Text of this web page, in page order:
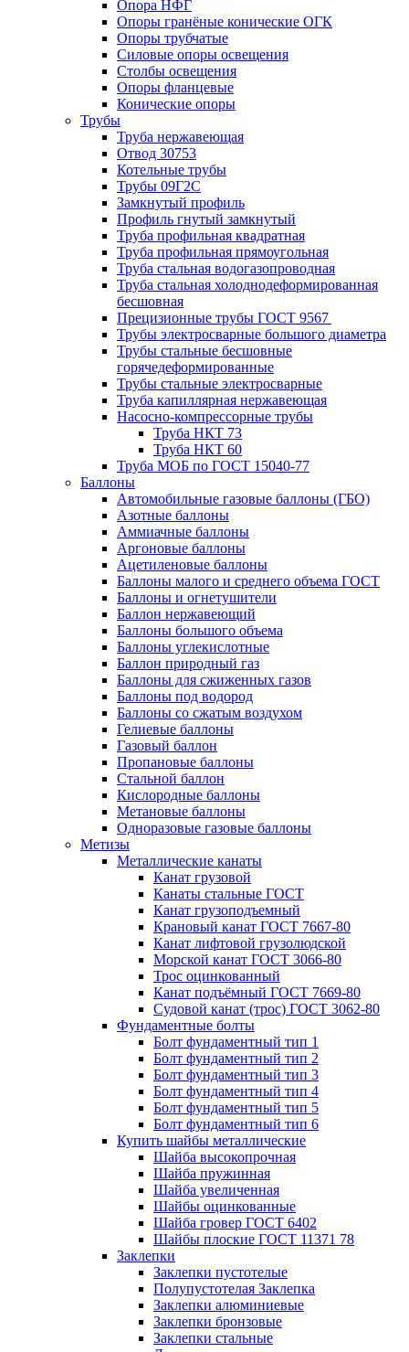
Опора НФГ
Опоры гранёные конические ОГК
Опоры трубчатые
Силовые опоры освещения
Столбы освещения
Опоры фланцевые
Конические опоры
Трубы
Труба нержавеющая
Отвод 30753
Котельные трубы
Трубы 09Г2С
Замкнутый профиль
Профиль гнутый замкнутый
Труба профильная квадратная
Труба профильная прямоугольная
Труба стальная водогазопроводная
Труба стальная холоднодеформированная
бесшовная
Прецизионные трубы ГОСТ 9567
Трубы электросварные большого диаметра
Трубы стальные бесшовные
горячедеформированные
Трубы стальные электросварные
Труба капиллярная нержавеющая
Насосно-компрессорные трубы
Труба НКТ 73
Труба НКТ 60
Труба МОБ по ГОСТ 15040-77
Баллоны
Автомобильные газовые баллоны (ГБО)
Азотные баллоны
Аммиачные баллоны
Аргоновые баллоны
Ацетиленовые баллоны
Баллоны малого и среднего объема ГОСТ
Баллоны и огнетушители
Баллон нержавеющий
Баллоны большого объема
Баллоны углекислотные
Баллон природный газ
Баллоны для сжиженных газов
Баллоны под водород
Баллоны со сжатым воздухом
Гелиевые баллоны
Газовый баллон
Пропановые баллоны
Стальной баллон
Кислородные баллоны
Метановые баллоны
Одноразовые газовые баллоны
Метизы
Металлические канаты
Канат грузовой
Канаты стальные ГОСТ
Канат грузоподъемный
Крановый канат ГОСТ 7667-80
Канат лифтовой грузолюдской
Морской канат ГОСТ 3066-80
Трос оцинкованный
Канат подъёмный ГОСТ 7669-80
Судовой канат (трос) ГОСТ 3062-80
Фундаментные болты
Болт фундаментный тип 1
Болт фундаментный тип 2
Болт фундаментный тип 3
Болт фундаментный тип 4
Болт фундаментный тип 5
Болт фундаментный тип 6
Купить шайбы металлические
Шайба высокопрочная
Шайба пружинная
Шайба увеличенная
Шайбы оцинкованные
Шайба гровер ГОСТ 6402
Шайбы плоские ГОСТ 11371 78
Заклепки
Заклепки пустотелые
Полупустотелая Заклепка
Заклепки алюминиевые
Заклепки бронзовые
Заклепки стальные